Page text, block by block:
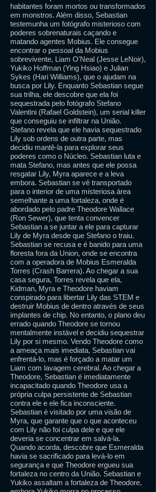
habitantes foram mortos ou transformados
em monstros. Além disso, Sebastian
testemunha um fotógrafo misterioso com
poderes sobrenaturais caçando e
matando agentes Mobius. Ele consegue
encontrar o pessoal da Mobius
sobrevivente, Liam O'Neal (Jesse LeNoir),
Yukiko Hoffman (Ying Hsiao) e Julian
Sykes (Hari Williams), que o ajudam na
busca por Lily. Enquanto Sebastian segue
sua trilha, ele descobre que ela foi
sequestrada pelo fotógrafo Stefano
Valentini (Rafael Goldstein), um serial killer
que conseguiu se infiltrar na União.
Stefano revela que ele havia sequestrado
Lily sob ordens de outra parte, mas
decidiu mantê-la para explorar seus
poderes como o Núcleo. Sebastian luta e
mata Stefano, mas antes que ele possa
resgatar Lily, Myra aparece e a leva
embora. Sebastian se vê transportado
para o interior de uma misteriosa área
semelhante a uma fortaleza, onde é
abordado pelo padre Theodore Wallace
(Ron Sewer), que tenta convencer
Sebastian a se juntar a ele para capturar
Lily de Myra desde que Stefano o traiu.
Sebastian se recusa e é banido para uma
floresta fora da Union, onde se encontra
com a operadora de Mobius Esmeralda
Torres (Crash Barrera). Ao chegar a sua
casa segura, Torres revela que ela,
Kidman, Myra e Theodore haviam
conspirado para libertar Lily das STEM e
destruir Mobius de dentro através de seus
implantes de chip. No entanto, o plano deu
errado quando Theodore se tornou
mentalmente instável e decidiu sequestrar
Lily por si mesmo. Vendo Theodore como
a ameaça mais imediata, Sebastian vai
enfrentá-lo, mas é forçado a matar um
Liam com lavagem cerebral. Ao chegar a
Theodore, Sebastian é imediatamente
incapacitado quando Theodore usa a
própria culpa persistente de Sebastian
contra ele e ele fica inconsciente.
Sebastian é visitado por uma visão de
Myra, que garante que o que aconteceu
com Lily não foi culpa dele e que ele
deveria se concentrar em salvá-la.
Quando acorda, descobre que Esmeralda
havia se sacrificado para levá-lo em
segurança e que Theodore ergueu sua
fortaleza no centro da União. Sebastian e
Yukiko assaltam a fortaleza de Theodore,